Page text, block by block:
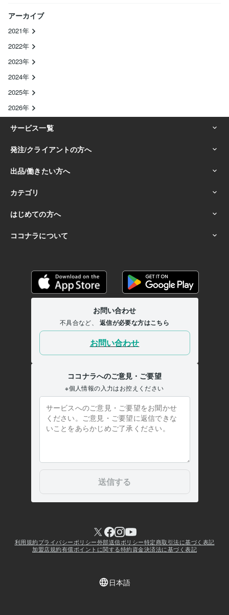
アーカイブ
2021年
2022年
2023年
2024年
2025年
2026年